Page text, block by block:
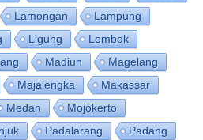
Lamongan
Lampung
Ligung
Lombok
Madiun
Magelang
Majalengka
Makassar
Medan
Mojokerto
Padalarang
Padang